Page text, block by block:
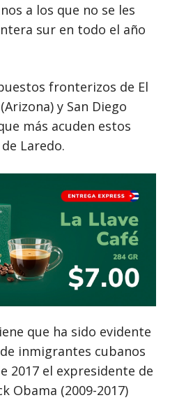
a los que no se les
sur en todo el año
fronterizos de El
y San Diego
más acuden estos
Laredo.
que ha sido evidente
inmigrantes cubanos
2017 el expresidente de
Obama (2009-2017)